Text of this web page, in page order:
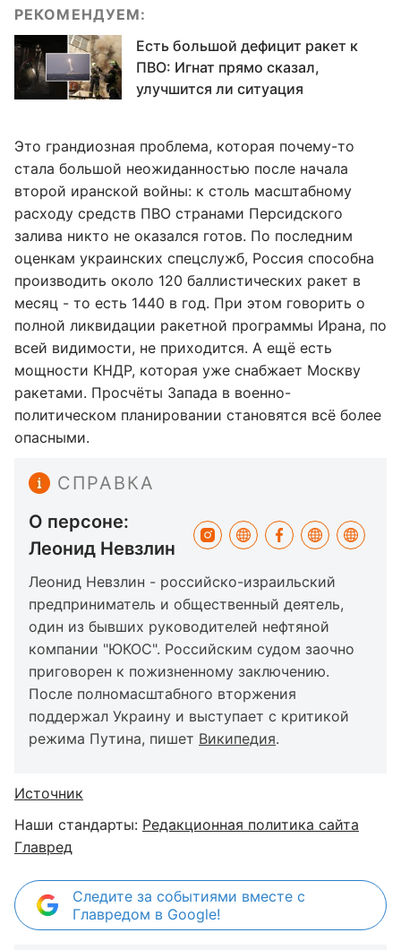
РЕКОМЕНДУЕМ:
Есть большой дефицит ракет к
ПВО: Игнат прямо сказал,
улучшится ли ситуация
Это грандиозная проблема, которая почему-то
стала большой неожиданностью после начала
второй иранской войны: к столь масштабному
расходу средств ПВО странами Персидского
залива никто не оказался готов. По последним
оценкам украинских спецслужб, Россия способна
производить около 120 баллистических ракет в
месяц - то есть 1440 в год. При этом говорить о
полной ликвидации ракетной программы Ирана, по
всей видимости, не приходится. А ещё есть
мощности КНДР, которая уже снабжает Москву
ракетами. Просчёты Запада в военно-
политическом планировании становятся всё более
опасными.
СПРАВКА
О персоне:
Леонид Невзлин
Леонид Невзлин - российско-израильский
предприниматель и общественный деятель,
один из бывших руководителей нефтяной
компании "ЮКОС". Российским судом заочно
приговорен к пожизненному заключению.
После полномасштабного вторжения
поддержал Украину и выступает с критикой
режима Путина, пишет Википедия.
Источник
Наши стандарты: Редакционная политика сайта
Главред
Следите за событиями вместе с
Главредом в Google!